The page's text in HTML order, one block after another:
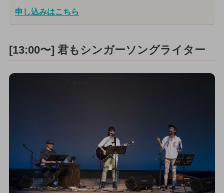
申し込みはこちら
[13:00〜] 君もシンガーソングライター